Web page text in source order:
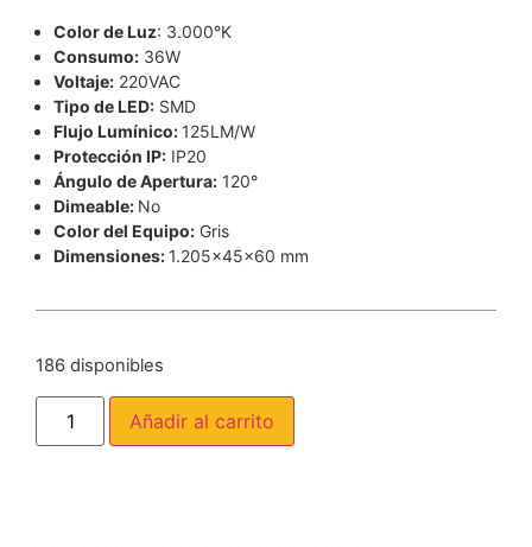
Color de Luz: 3.000°K
Consumo: 36W
Voltaje: 220VAC
Tipo de LED: SMD
Flujo Lumínico: 125LM/W
Protección IP: IP20
Ángulo de Apertura: 120°
Dimeable: No
Color del Equipo: Gris
Dimensiones: 1.205x45x60 mm
186 disponibles
Añadir al carrito